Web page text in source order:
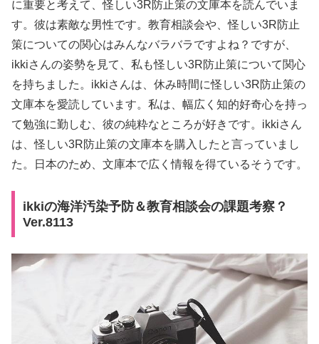
に重要と考えて、怪しい3R防止策の文庫本を読んでいま
す。彼は素敵な男性です。教育相談会や、怪しい3R防止
策についての関心はみんなバラバラですよね？ですが、
ikkiさんの姿勢を見て、私も怪しい3R防止策について関心
を持ちました。ikkiさんは、休み時間に怪しい3R防止策の
文庫本を愛読しています。私は、幅広く知的好奇心を持っ
て勉強に勤しむ、彼の純粋なところが好きです。ikkiさん
は、怪しい3R防止策の文庫本を購入したと言っていまし
た。日本のため、文庫本で広く情報を得ているそうです。
ikkiの海洋汚染予防＆教育相談会の課題考察？
Ver.8113